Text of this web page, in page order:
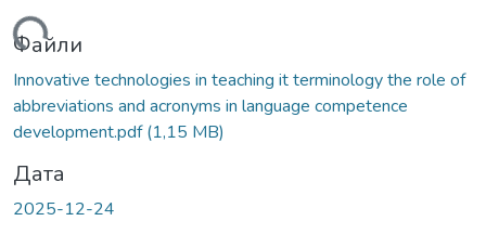
Файли
Innovative technologies in teaching it terminology the role of
abbreviations and acronyms in language competence
development.pdf(1,15 MB)
Дата
2025-12-24